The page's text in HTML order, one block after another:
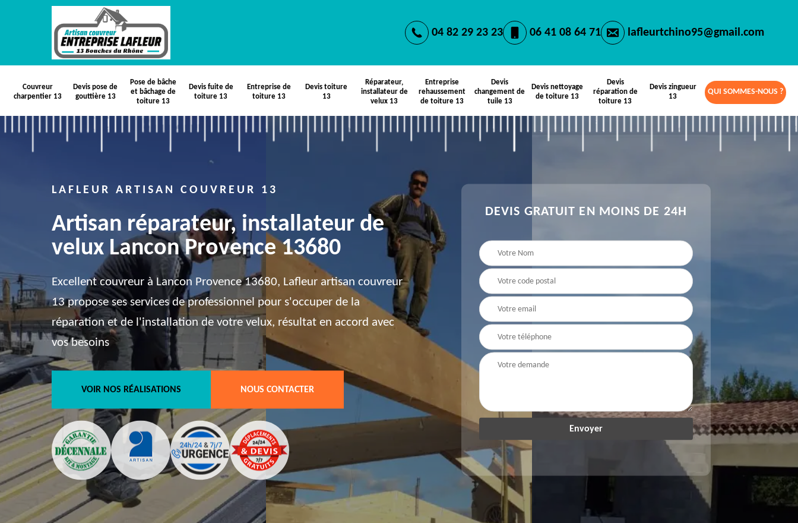
04 82 29 23 23 06 41 08 64 71 lafleurtchino95@gmail.com
Couvreur
charpentier 13
Devis pose de
gouttière 13
Pose de bâche
et bâchage de
toiture 13
Devis fuite de
toiture 13
Entreprise de
toiture 13
Devis toiture
13
Réparateur,
installateur de
velux 13
Entreprise
rehaussement
de toiture 13
Devis
changement de
tuile 13
Devis nettoyage
de toiture 13
Devis
réparation de
toiture 13
Devis zingueur
13
QUI SOMMES-NOUS ?
LAFLEUR ARTISAN COUVREUR 13
Artisan réparateur, installateur de
velux Lancon Provence 13680
Excellent couvreur à Lancon Provence 13680, Lafleur artisan couvreur
13 propose ses services de professionnel pour s'occuper de la
réparation et de l'installation de votre velux, résultat en accord avec
vos besoins
VOIR NOS RÉALISATIONS NOUS CONTACTER
DEVIS GRATUIT EN MOINS DE 24H